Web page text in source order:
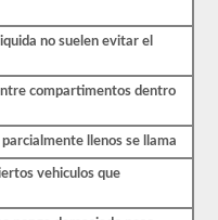
no suelen evitar el
compartimentos dentro
llenos se llama
vehiculos que